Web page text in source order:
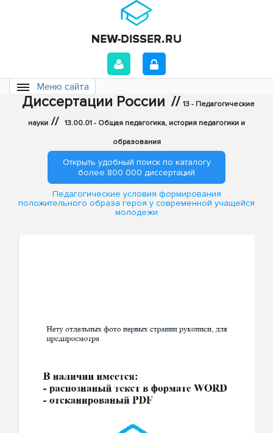
Меню сайта
Диссертации России // 13 - Педагогические
науки // 13.00.01 - Общая педагогика, история педагогики и
образования
Открыть удобный поиск по каталогу
более 800 000 диссертаций
Педагогические условия формирования
положительного образа героя у современной учащейся
молодежи